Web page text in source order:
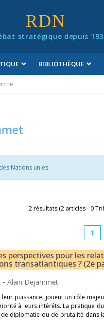
RDN
stratégique depuis
BIBLIOTHÈQUE
Nations unies.
2 résultats (2 articles - 0
1
perspectives pour les
transatlantiques ? (2e
- Alain Dejammet
puissance, jouent un rôle
à leurs intérêts. La pratique
diplomatie ou de brutalité dans